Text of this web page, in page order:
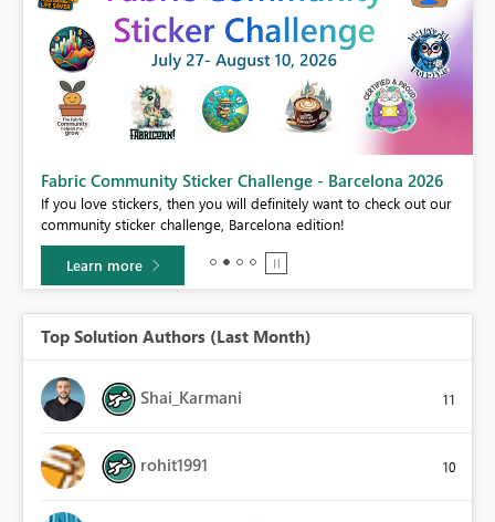
Fabric Community Sticker Challenge - Barcelona 2026
If you love stickers, then you will definitely want to check out our
community sticker challenge, Barcelona edition!
Learn more
Top Solution Authors (Last Month)
Shai_Karmani 11
rohit1991 10